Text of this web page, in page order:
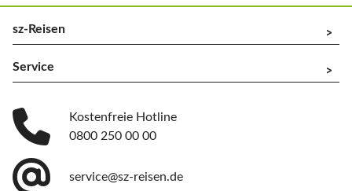
sz-Reisen ^
Service ^
Kostenfreie Hotline
0800 250 00 00
service@sz-reisen.de